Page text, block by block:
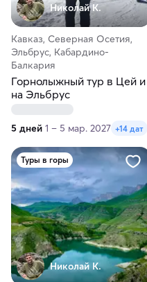
Николай К.
Кавказ, Северная Осетия,
Эльбрус, Кабардино-
Балкария
Горнолыжный тур в Цей и
на Эльбрус
5 дней 1 – 5 мар. 2027 +14 дат
Туры в горы
Николай К.